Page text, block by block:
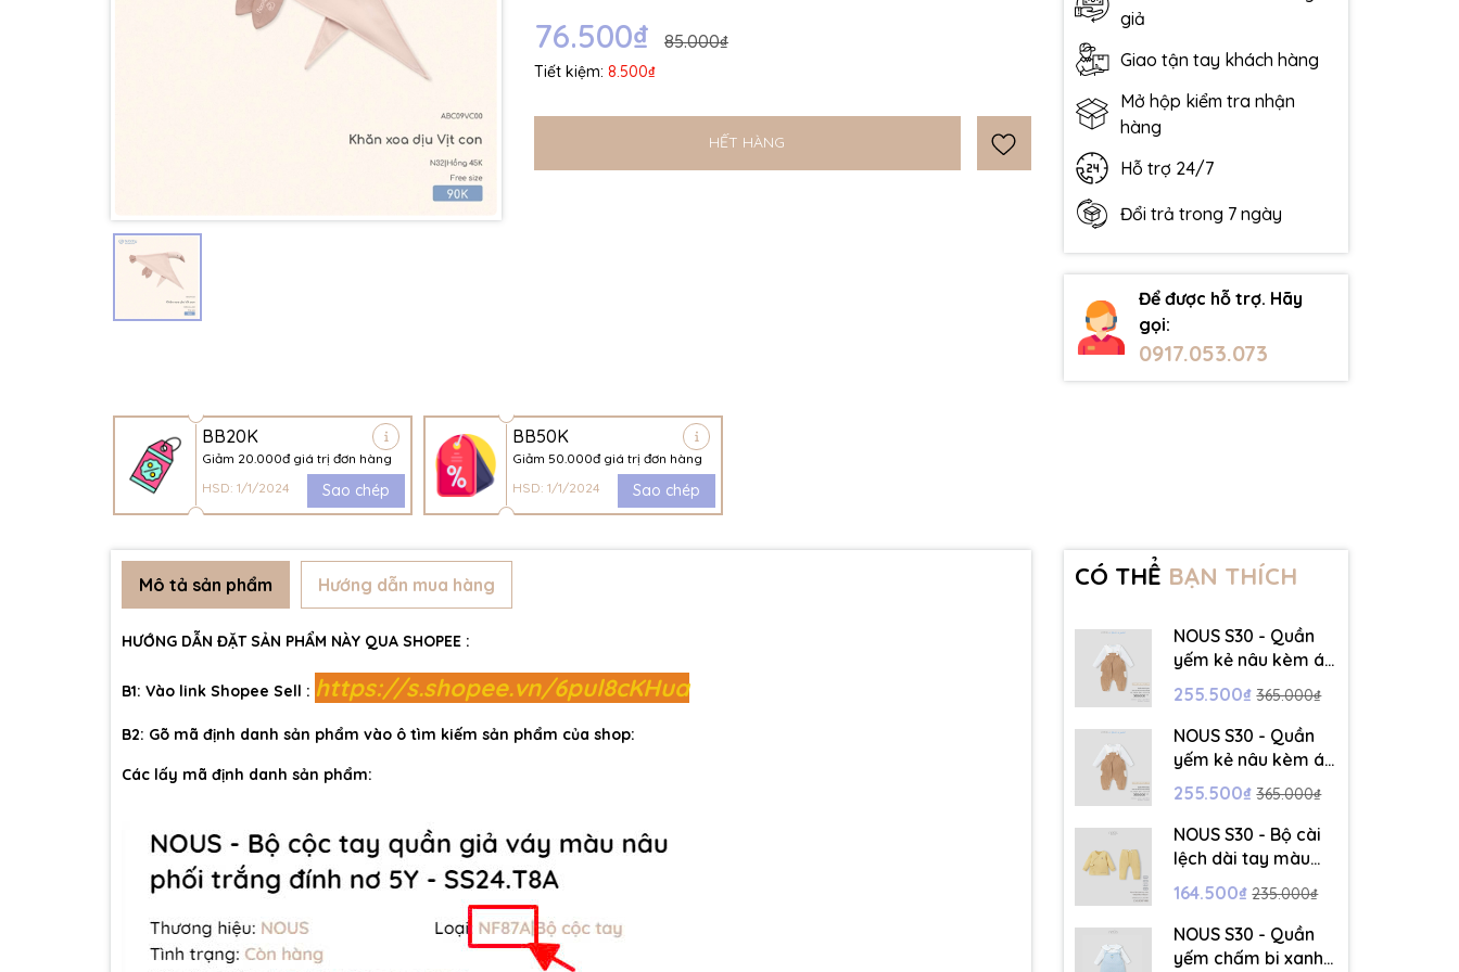
76.500₫ 85.000₫
Tiết kiệm: 8.500₫
HẾT HÀNG
giả
Giao tận tay khách hàng
Mở hộp kiểm tra nhận
hàng
Hỗ trợ 24/7
Đổi trả trong 7 ngày
Để được hỗ trợ. Hãy
gọi:
0917.053.073
BB20K
Giảm 20.000đ giá trị đơn hàng
HSD: 1/1/2024
Sao chép
BB50K
Giảm 50.000đ giá trị đơn hàng
HSD: 1/1/2024
Sao chép
Mô tả sản phẩm Hướng dẫn mua hàng
HƯỚNG DẪN ĐẶT SẢN PHẨM NÀY QUA SHOPEE :
B1: Vào link Shopee Sell : https://s.shopee.vn/6pul8cKHua
B2: Gõ mã định danh sản phẩm vào ô tìm kiếm sản phẩm của shop:
Các lấy mã định danh sản phẩm:
CÓ THỂ BẠN THÍCH
NOUS S30 - Quần
yếm kẻ nâu kèm áo
dài tay màu trắng -
3-6M - SS26.T5C
255.500₫ 365.000₫
NOUS S30 - Quần
yếm kẻ nâu kèm áo
dài tay màu trắng -
6-9M - SS26.T5C
255.500₫ 365.000₫
NOUS S30 - Bộ cài
lệch dài tay màu
vàng thêu trang trí
- 12-18M - SS26.T5C
164.500₫ 235.000₫
NOUS S30 - Quần
yếm chấm bi xanh